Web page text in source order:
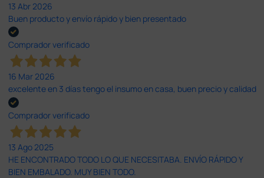
13 Abr 2026
Buen producto y envío rápido y bien presentado
Comprador verificado
16 Mar 2026
excelente en 3 días tengo el insumo en casa, buen precio y calidad
Comprador verificado
13 Ago 2025
HE ENCONTRADO TODO LO QUE NECESITABA. ENVÍO RÁPIDO Y
BIEN EMBALADO. MUY BIEN TODO.